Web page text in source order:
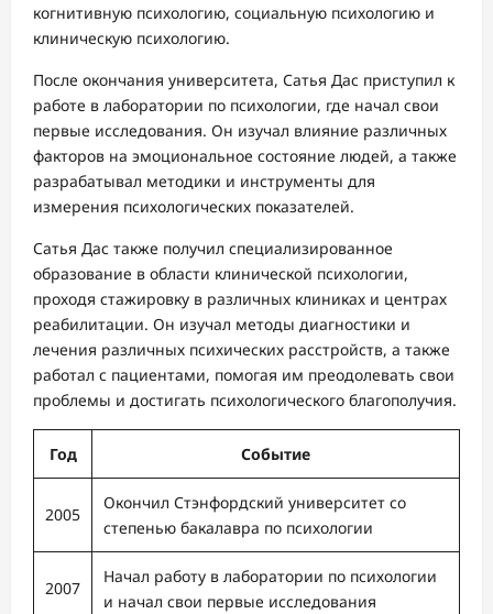
когнитивную психологию, социальную психологию и
клиническую психологию.
После окончания университета, Сатья Дас приступил к
работе в лаборатории по психологии, где начал свои
первые исследования. Он изучал влияние различных
факторов на эмоциональное состояние людей, а также
разрабатывал методики и инструменты для
измерения психологических показателей.
Сатья Дас также получил специализированное
образование в области клинической психологии,
проходя стажировку в различных клиниках и центрах
реабилитации. Он изучал методы диагностики и
лечения различных психических расстройств, а также
работал с пациентами, помогая им преодолевать свои
проблемы и достигать психологического благополучия.
Год Событие
2005
Окончил Стэнфордский университет со
степенью бакалавра по психологии
2007
Начал работу в лаборатории по психологии
и начал свои первые исследования